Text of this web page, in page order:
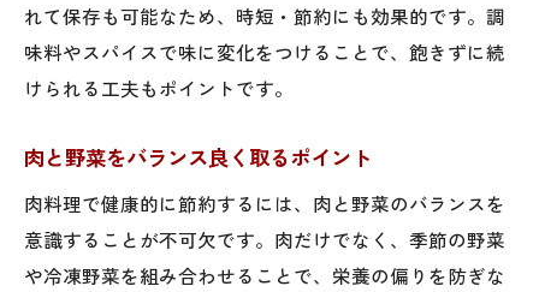
れて保存も可能なため、時短・節約にも効果的です。調
味料やスパイスで味に変化をつけることで、飽きずに続
けられる工夫もポイントです。
肉と野菜をバランス良く取るポイント
肉料理で健康的に節約するには、肉と野菜のバランスを
意識することが不可欠です。肉だけでなく、季節の野菜
や冷凍野菜を組み合わせることで、栄養の偏りを防ぎな